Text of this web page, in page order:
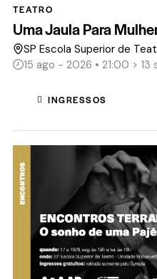
TEATRO
Uma Jaula Para
SP Escola Superior de
15 ago - 2026 • 21:00 >
INGRESSOS